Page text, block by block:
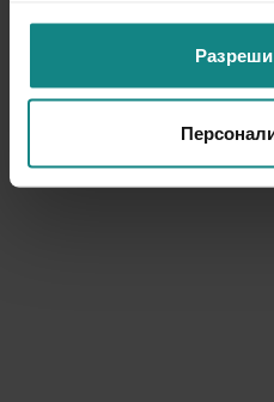
ползването от Ваша